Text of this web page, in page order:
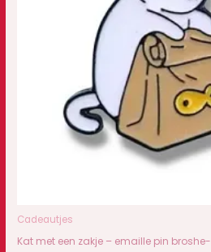
Cadeautjes
Kat met een zakje – emaille pin broshe-